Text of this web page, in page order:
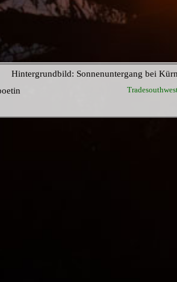
Hintergrundbild: Sonnenuntergang bei